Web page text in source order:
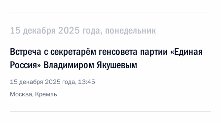
15 декабря 2025 года, понедельник
Встреча с секретарём генсовета партии «Единая
Россия» Владимиром Якушевым
15 декабря 2025 года, 13:45
Москва, Кремль